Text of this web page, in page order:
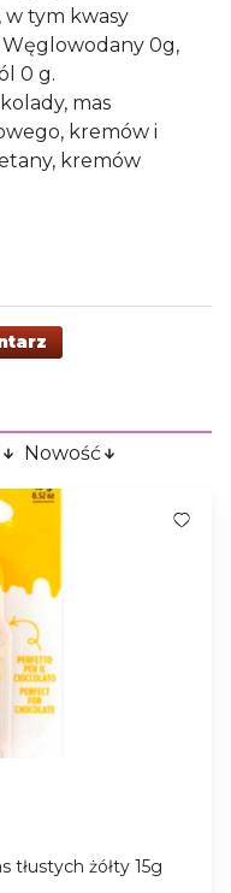
w tym kwasy
Węglowodany 0g,
0 g.
mas
kremów i
kremów
Nowość
tłustych żółty 15g